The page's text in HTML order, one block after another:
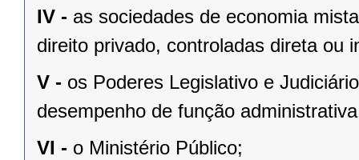
IV - as sociedades de economia
direito privado, controladas direta ou
V - os Poderes Legislativo e
desempenho de função
VI - o Ministério Público;